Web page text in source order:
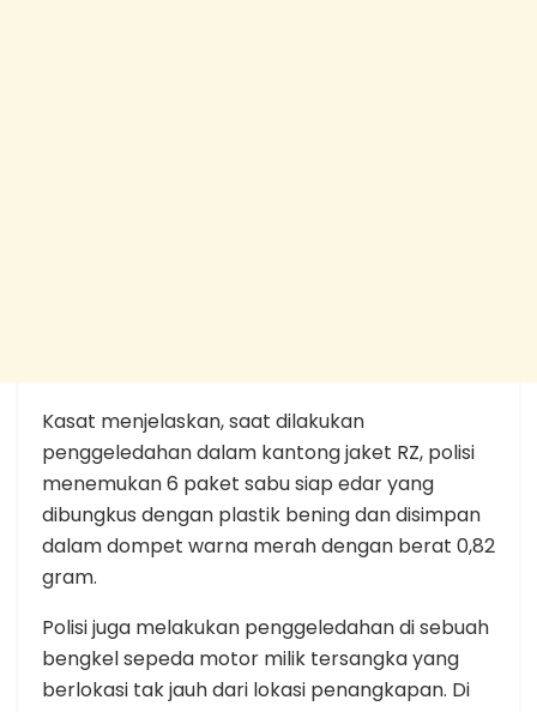
Kasat menjelaskan, saat dilakukan
penggeledahan dalam kantong jaket RZ, polisi
menemukan 6 paket sabu siap edar yang
dibungkus dengan plastik bening dan disimpan
dalam dompet warna merah dengan berat 0,82
gram.
Polisi juga melakukan penggeledahan di sebuah
bengkel sepeda motor milik tersangka yang
berlokasi tak jauh dari lokasi penangkapan. Di